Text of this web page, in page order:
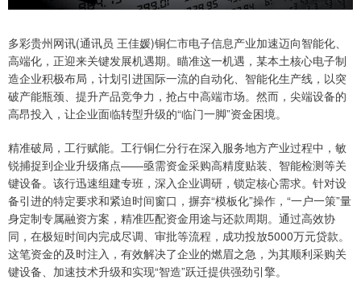
多彩贵州网讯(通讯员 王佳媛)铜仁市电子信息产业加速迈向智能化、
高端化，正迎来关键发展机遇期。瞄准这一机遇，某本土核心电子制
造企业积极布局，计划引进国际一流的自动化、智能化生产线，以突
破产能瓶颈、提升产品竞争力，抢占中高端市场。然而，尖端设备的
高昂投入，让企业面临转型升级的“临门一脚”资金困境。
精准破局，工行赋能。工行铜仁分行在深入服务地方产业过程中，敏
锐捕捉到企业升级痛点——亟需资金采购高精度贴装、智能检测等关
键设备。该行迅速组建专班，深入企业调研，锁定核心需求。针对设
备引进的特定要求和紧迫时间窗口，摒弃“模板化”操作，“一户一策”量
身定制专属融资方案，精准匹配资金用途与还款周期。通过高效协
同，在极短时间内完成尽调、审批等流程，成功投放5000万元贷款。
这笔资金的及时注入，有效解决了企业的燃眉之急，为其顺利采购关
键设备、加速技术升级和实现“智造”跃迁提供强劲引擎。